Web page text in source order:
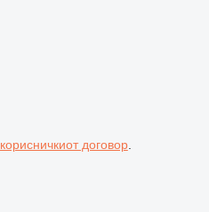
корисничкиот договор.